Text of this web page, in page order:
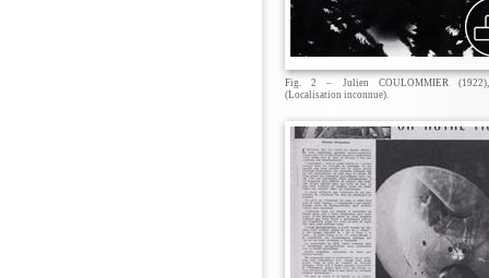
Fig. 2 – Julien COULOMMIER
(Localisation inconnue).